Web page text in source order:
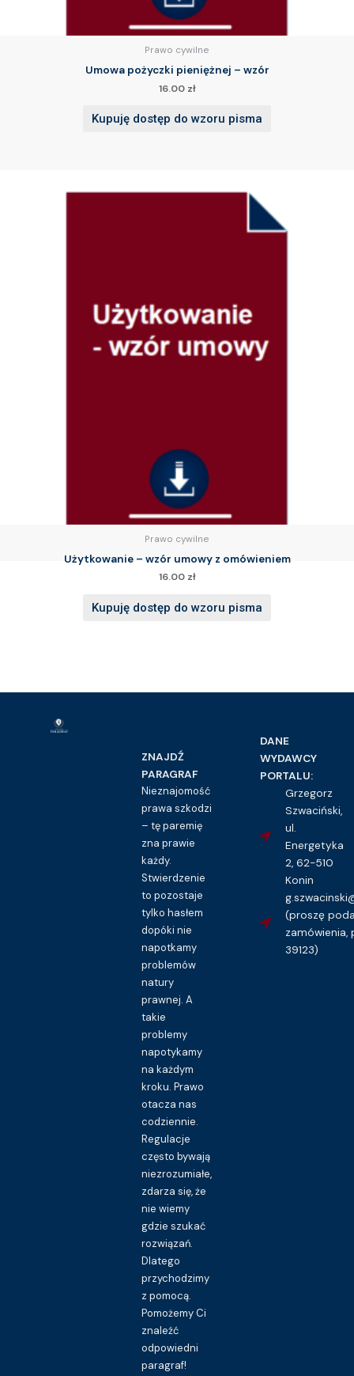
Prawo cywilne
Umowa pożyczki pieniężnej – wzór
16.00 zł
Kupuję dostęp do wzoru pisma
Prawo cywilne
Użytkowanie – wzór umowy z omówieniem
16.00 zł
Kupuję dostęp do wzoru pisma
ZNAJDŹ
PARAGRAF
Nieznajomość
prawa szkodzi
– tę paremię
zna prawie
każdy.
Stwierdzenie
to pozostaje
tylko hasłem
dopóki nie
napotkamy
problemów
natury
prawnej. A
takie
problemy
napotykamy
na każdym
kroku. Prawo
otacza nas
codziennie.
Regulacje
często bywają
niezrozumiałe,
zdarza się, że
nie wiemy
gdzie szukać
rozwiązań.
Dlatego
przychodzimy
z pomocą.
Pomożemy Ci
znaleźć
odpowiedni
paragraf!
DANE
WYDAWCY
PORTALU:
Grzegorz
Szwaciński,
ul.
Energetyka
2, 62-510
Konin
(proszę
zamówienia,
39123)